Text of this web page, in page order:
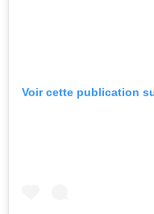
Voir cette publication